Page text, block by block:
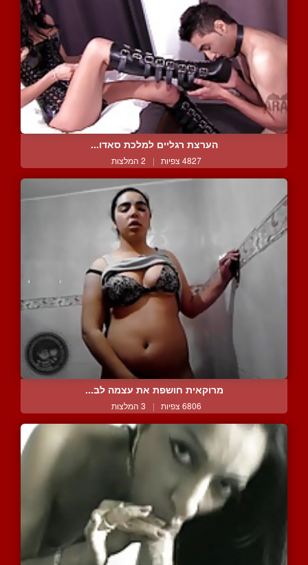
הערצת רגליים למלכת סאדו...
4827 צפיות | 2 המלצות
מרוקאית חושפת את עצמה לב...
6806 צפיות | 3 המלצות